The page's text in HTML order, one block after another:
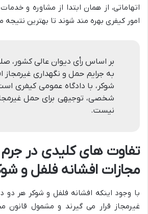
اتهاماتی، از همان ابتدا از مشاوره و
امور کیفری بهره مند شوند تا بهترین
بر اساس رأی دیوان عالی کشور،
به جرایم حمل و نگهداری غیرمجاز
شوکر، با دادگاه عمومی کیفری
شخصی، توجیهی برای حمل
نیست.
تفاوت های کلیدی در جرم
مجازات افشانه فلفل و
با وجود اینکه افشانه فلفل و شوکر هر
غیرمجاز قرار می گیرند و مشمول قانون